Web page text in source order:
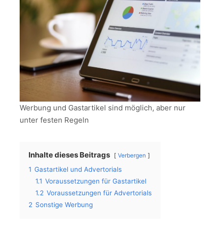
Werbung und Gastartikel sind möglich, aber nur
unter festen Regeln
Inhalte dieses Beitrags Verbergen
1 Gastartikel und Advertorials
1.1 Voraussetzungen für Gastartikel
1.2 Voraussetzungen für Advertorials
2 Sonstige Werbung